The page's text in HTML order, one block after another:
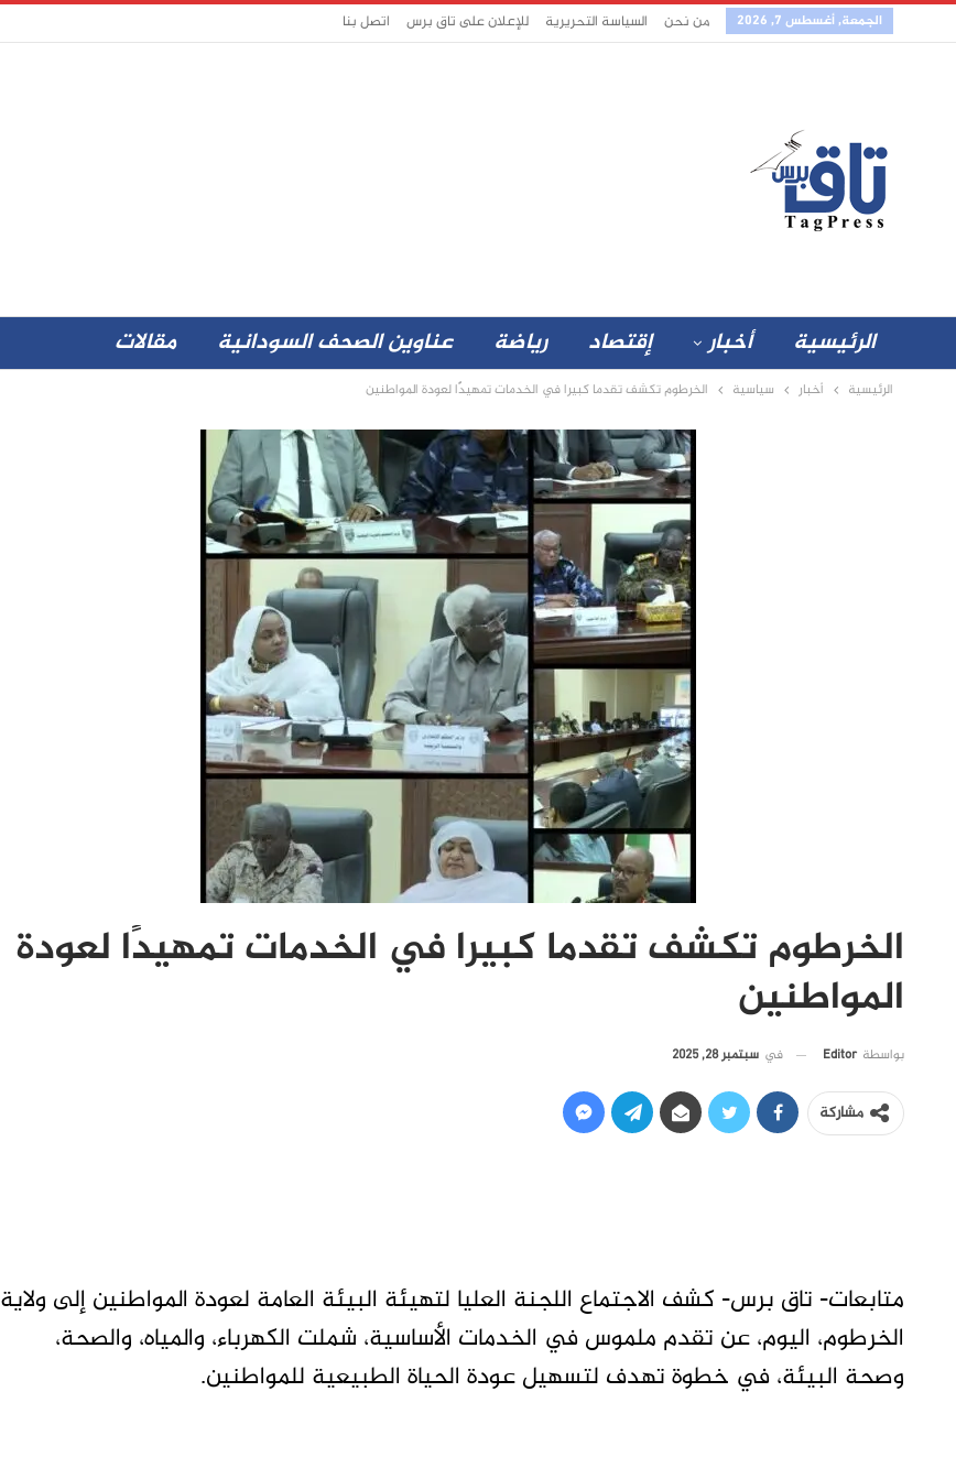
الجمعة, أغسطس 7, 2026 من نحن السياسة التحريرية للإعلان على تاق برس اتصل بنا
الرئيسية أخبار إقتصاد رياضة عناوين الصحف السودانية مقالات
الرئيسية أخبار سياسية الخرطوم تكشف تقدما كبيرا في الخدمات تمهيدًا لعودة المواطنين
الخرطوم تكشف تقدما كبيرا في الخدمات تمهيدًا لعودة
المواطنين
بواسطة Editor في سبتمبر 28, 2025
مشاركة
متابعات- تاق برس- كشف الاجتماع اللجنة العليا لتهيئة البيئة العامة لعودة المواطنين إلى ولاية
الخرطوم، اليوم، عن تقدم ملموس في الخدمات الأساسية، شملت الكهرباء، والمياه، والصحة،
وصحة البيئة، في خطوة تهدف لتسهيل عودة الحياة الطبيعية للمواطنين.